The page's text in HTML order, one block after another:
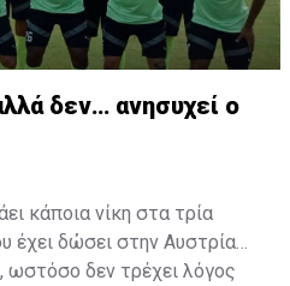
δεν… ανησυχεί ο
κάποια νίκη στα τρία
έχει δώσει στην Αυστρία
ωστόσο δεν τρέχει λόγος